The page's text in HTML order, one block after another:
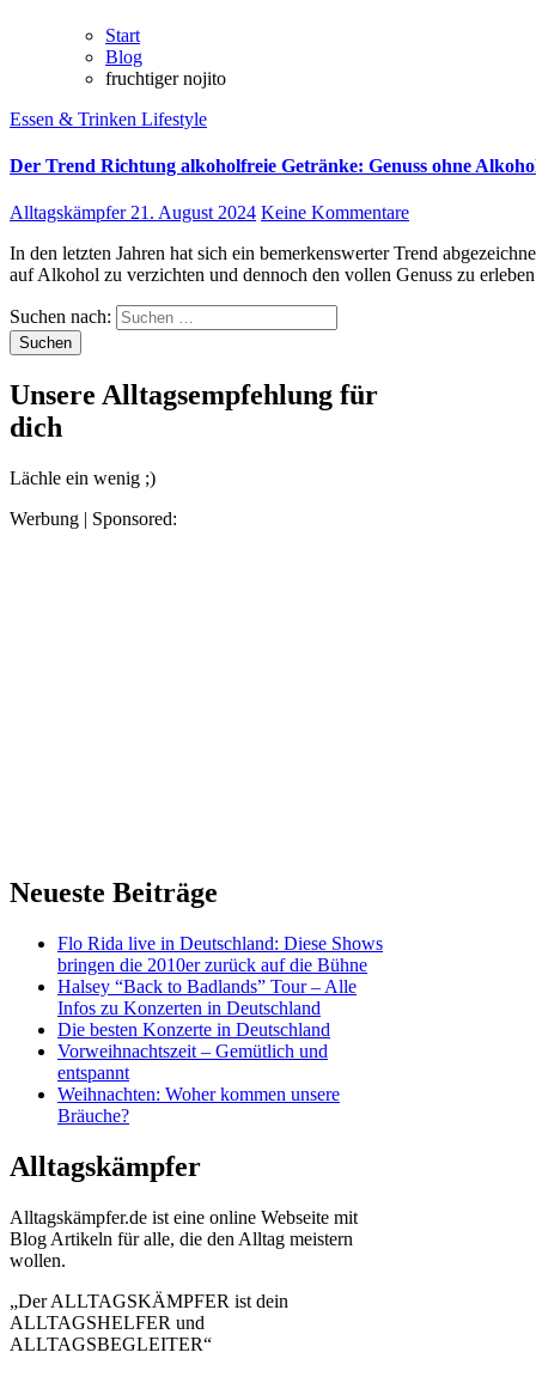
Start
Blog
fruchtiger nojito
Essen & Trinken Lifestyle
Der Trend Richtung alkoholfreie Getränke: Genuss ohne
Alltagskämpfer21. August 2024 Keine Kommentare
In den letzten Jahren hat sich ein bemerkenswerter Trend abgezeichnet: Immer mehr Menschen entscheiden sich bewusst dafür,
auf Alkohol zu verzichten und dennoch den vollen Genuss zu
Suchen nach:
Unsere Alltagsempfehlung für
dich
Lächle ein wenig ;)
Werbung | Sponsored:
Neueste Beiträge
Flo Rida live in Deutschland: Diese Shows
bringen die 2010er zurück auf die Bühne
Halsey “Back to Badlands” Tour – Alle
Infos zu Konzerten in Deutschland
Die besten Konzerte in Deutschland
Vorweihnachtszeit – Gemütlich und
entspannt
Weihnachten: Woher kommen unsere
Bräuche?
Alltagskämpfer
Alltagskämpfer.de ist eine online Webseite mit
Blog Artikeln für alle, die den Alltag meistern
wollen.
„Der ALLTAGSKÄMPFER ist dein
ALLTAGSHELFER und
ALLTAGSBEGLEITER“